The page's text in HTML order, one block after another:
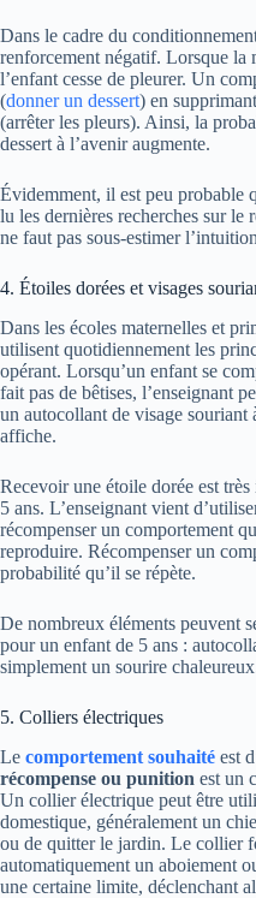
Dans le cadre du
renforcement négatif. Lorsque la
l’enfant cesse de pleurer. Un
(donner un dessert) en
(arrêter les pleurs). Ainsi, la
dessert à l’avenir augmente.
Évidemment, il est peu probable
lu les dernières recherches sur le
ne faut pas sous-estimer
4. Étoiles dorées et visages
Dans les écoles maternelles et
utilisent quotidiennement les
opérant. Lorsqu’un enfant se
fait pas de bêtises, l’enseignant
un autocollant de visage souriant
affiche.
Recevoir une étoile dorée est
5 ans. L’enseignant vient
récompenser un comportement
reproduire. Récompenser un
probabilité qu’il se répète.
De nombreux éléments peuvent
pour un enfant de 5 ans :
simplement un sourire
5. Colliers électriques
Le comportement souhaité est
récompense ou punition est un
Un collier électrique peut être
domestique, généralement un
ou de quitter le jardin. Le collier
automatiquement un aboiement
une certaine limite, déclenchant